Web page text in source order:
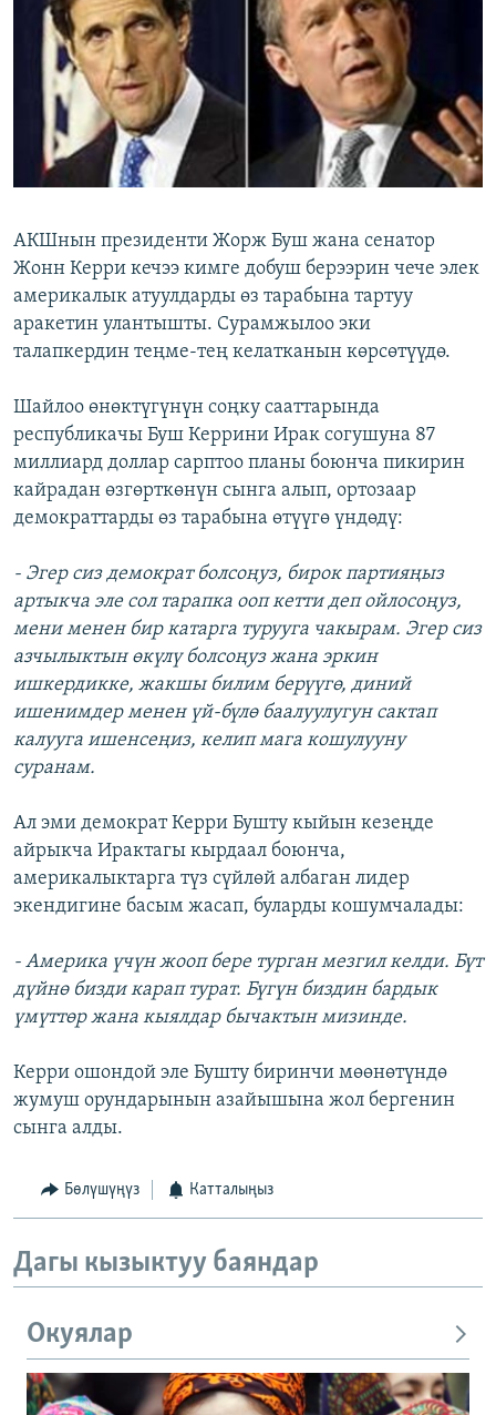
ЭЖЕ-СИҢДИЛЕР
АЗАТТЫК+
ЫҢГАЙСЫЗ СУРООЛОР
ОНЛАЙН ШЕРИНЕ
ЭЕ/АРнун бардык сайттары
АКШнын президенти Жорж Буш жана сенатор
Жонн Керри кечээ кимге добуш берээрин чече элек
америкалык атуулдарды өз тарабына тартуу
аракетин улантышты. Сурамжылоо эки
талапкердин теңме-тең келатканын көрсөтүүдө.
Шайлоо өнөктүгүнүн соңку сааттарында
республикачы Буш Керрини Ирак согушуна 87
миллиард доллар сарптоо планы боюнча пикирин
кайрадан өзгөрткөнүн сынга алып, ортозаар
демократтарды өз тарабына өтүүгө үндөдү:
- Эгер сиз демократ болсоңуз, бирок партияңыз
артыкча эле сол тарапка ооп кетти деп ойлосоңуз,
мени менен бир катарга турууга чакырам. Эгер сиз
азчылыктын өкүлү болсоңуз жана эркин
ишкердикке, жакшы билим берүүгө, диний
ишенимдер менен үй-бүлө баалуулугун сактап
калууга ишенсеңиз, келип мага кошулууну
суранам.
Ал эми демократ Керри Бушту кыйын кезеңде
айрыкча Ирактагы кырдаал боюнча,
америкалыктарга түз сүйлөй албаган лидер
экендигине басым жасап, буларды кошумчалады:
- Америка үчүн жооп бере турган мезгил келди. Бүт
дүйнө бизди карап турат. Бүгүн биздин бардык
үмүттөр жана кыялдар бычактын мизинде.
Керри ошондой эле Бушту биринчи мөөнөтүндө
жумуш орундарынын азайышына жол бергенин
сынга алды.
Бөлүшүңүз Катталыңыз
Дагы кызыктуу баяндар
Окуялар